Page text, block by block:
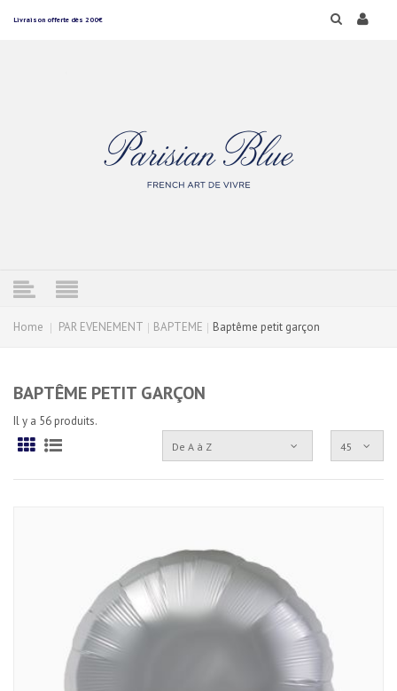
Livraison offerte dès 200€
Home PAR EVENEMENT BAPTEME Baptême petit garçon
BAPTÊME PETIT GARÇON
Il y a 56 produits.
De A à Z 45